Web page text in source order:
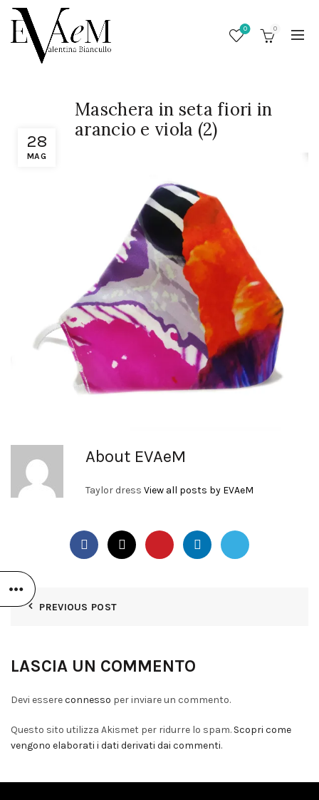
0 0
28
MAG
Maschera in seta fiori in
arancio e viola (2)
About EVAeM
Taylor dress View all posts by EVAeM
PREVIOUS POST
LASCIA UN COMMENTO
Devi essereconnesso per inviare un commento.
Questo sito utilizza Akismet per ridurre lo spam. Scopri come
vengono elaborati i dati derivati dai commenti.